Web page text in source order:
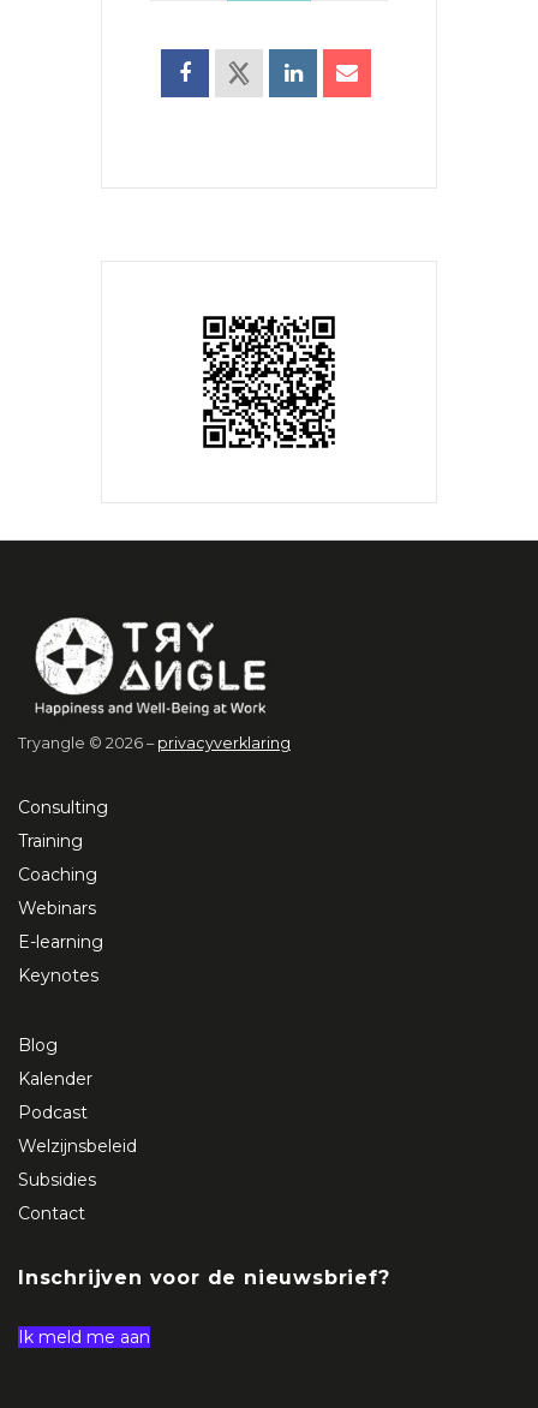
Tryangle © 2026 – privacyverklaring
Consulting
Training
Coaching
Webinars
E-learning
Keynotes
Blog
Kalender
Podcast
Welzijnsbeleid
Subsidies
Contact
Inschrijven voor de nieuwsbrief?
Ik meld me aan